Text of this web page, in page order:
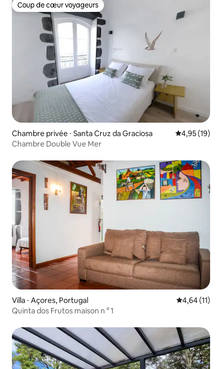
Coup de cœur voyageurs
Coup de cœur voyageurs
Chambre privée ⋅ Santa Cruz da Graciosa Évaluation
4,95 (19)
Chambre Double Vue Mer
Villa ⋅ Açores, Portugal Évaluation
4,64 (11)
Quinta dos Frutos maison n ° 1